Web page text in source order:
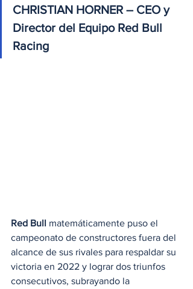
CHRISTIAN HORNER – CEO y
Director del Equipo Red Bull
Racing
Red Bull matemáticamente puso el
campeonato de constructores fuera del
alcance de sus rivales para respaldar su
victoria en 2022 y lograr dos triunfos
consecutivos, subrayando la